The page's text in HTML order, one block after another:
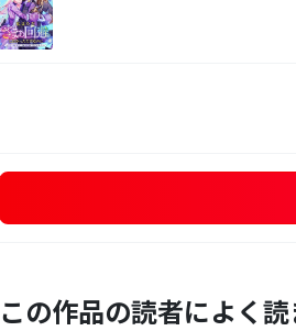
この作品の読者によく